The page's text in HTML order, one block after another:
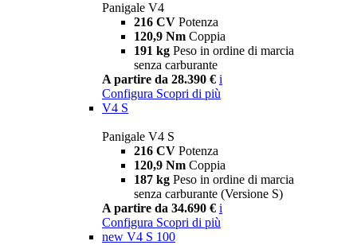
Panigale V4
216 CV Potenza
120,9 Nm Coppia
191 kg Peso in ordine di marcia
senza carburante
A partire da 28.390 € i
Configura Scopri di più
V4 S
Panigale V4 S
216 CV Potenza
120,9 Nm Coppia
187 kg Peso in ordine di marcia
senza carburante (Versione S)
A partire da 34.690 € i
Configura Scopri di più
new V4 S 100